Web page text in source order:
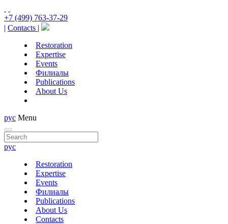
+7 (499) 763-37-29
| Contacts |
Restoration
Expertise
Events
Филиалы
Publications
About Us
рус Menu
рус
Restoration
Expertise
Events
Филиалы
Publications
About Us
Contacts